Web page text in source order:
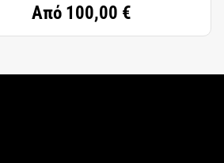
Από 100,00 €